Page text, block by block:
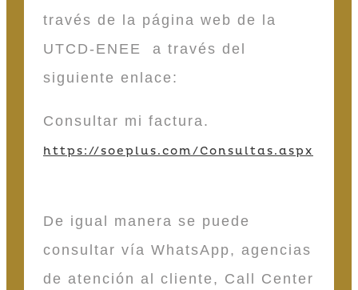
través de la página web de la
UTCD-ENEE a través del
siguiente enlace:
Consultar mi factura.
https://soeplus.com/Consultas.aspx
De igual manera se puede
consultar vía WhatsApp, agencias
de atención al cliente, Call Center